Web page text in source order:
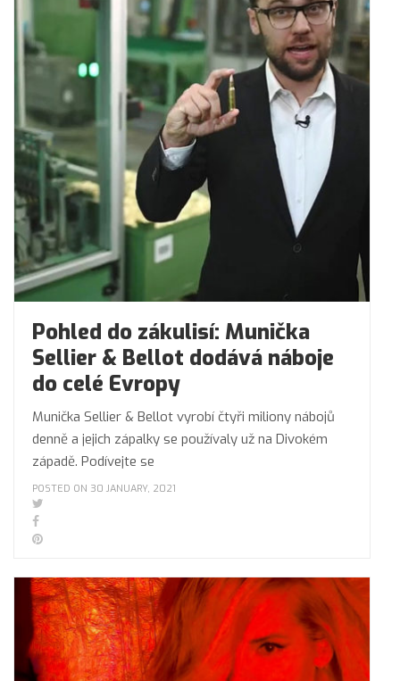
Pohled do zákulisí: Munička
Sellier & Bellot dodává náboje
do celé Evropy
Munička Sellier & Bellot vyrobí čtyři miliony nábojů
denně a jejich zápalky se používaly už na Divokém
západě. Podívejte se
POSTED ON 30 JANUARY, 2021